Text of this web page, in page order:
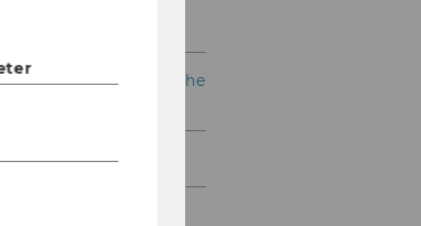
Workforce: deutsche
Evalu